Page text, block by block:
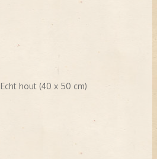
Echt hout (40 x 50 cm)